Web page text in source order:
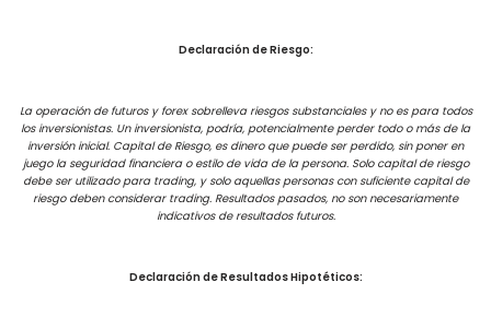
Declaración de Riesgo:
La operación de futuros y forex sobrelleva riesgos substanciales y no es para todos
los inversionistas. Un inversionista, podría, potencialmente perder todo o más de la
inversión inicial. Capital de Riesgo, es dinero que puede ser perdido, sin poner en
juego la seguridad financiera o estilo de vida de la persona. Solo capital de riesgo
debe ser utilizado para trading, y solo aquellas personas con suficiente capital de
riesgo deben considerar trading. Resultados pasados, no son necesariamente
indicativos de resultados futuros.
Declaración de Resultados Hipotéticos: